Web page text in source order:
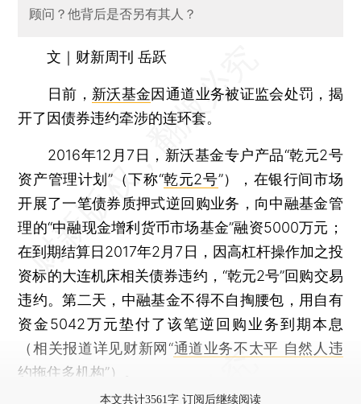
顾问？他背后是否另有其人？
文｜财新周刊 岳跃
日前， 新沃基金因通道业务被证监会处罚，揭
开了因债券违约牵涉的连环套。
2016年12月7日，新沃基金专户产品“乾元2号
资产管理计划”（下称“乾元2号”），在银行间市场
开展了一笔债券质押式逆回购业务，向中融基金管
理的“中融现金增利货币市场基金”融资5000万元；
在到期结算日2017年2月7日，因高杠杆操作加之投
资标的大连机床相关债券违约，“乾元2号”回购交易
违约。第二天，中融基金不得不自掏腰包，用自有
资金5042万元垫付了该笔逆回购业务到期本息
（相关报道详见财新网“通道业务不太平 自然人违
约拖住多机构”）。
本文共计3561字 订阅后继续阅读